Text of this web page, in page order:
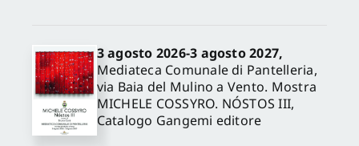
3 agosto 2026-3 agosto 2027,
Mediateca Comunale di Pantelleria,
via Baia del Mulino a Vento. Mostra
MICHELE COSSYRO. NÓSTOS III,
Catalogo Gangemi editore